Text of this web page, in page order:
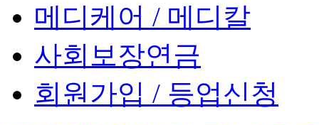
메디케어 / 메디칼
사회보장연금
회원가입 / 등업신청